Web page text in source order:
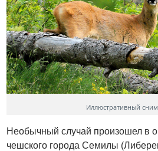
Иллюстративный
Необычный случай произошел в
чешского города Семилы